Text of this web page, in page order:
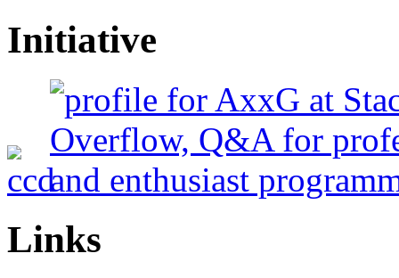
Initiative
Links